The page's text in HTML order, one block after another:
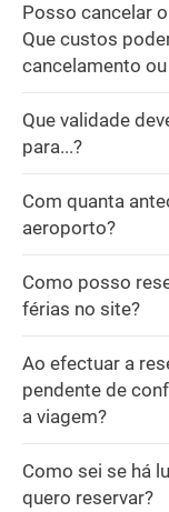
Posso cancelar
Que custos
cancelamento
Que validade
para...?
Com quanta
aeroporto?
Como posso
férias no site?
Ao efectuar a
pendente de
a viagem?
Como sei se há
quero reservar?